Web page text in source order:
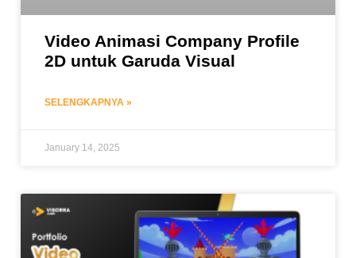
Video Animasi Company Profile
2D untuk Garuda Visual
SELENGKAPNYA »
January 14, 2025